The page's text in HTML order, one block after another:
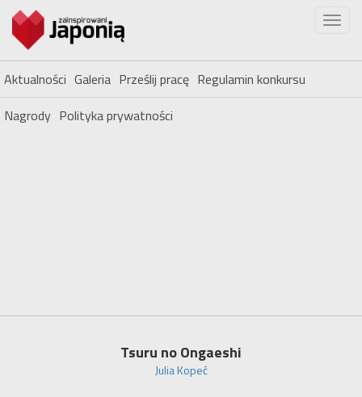
Aktualności Galeria Prześlij pracę Regulamin konkursu
Nagrody Polityka prywatności
Tsuru no Ongaeshi
Julia Kopeć